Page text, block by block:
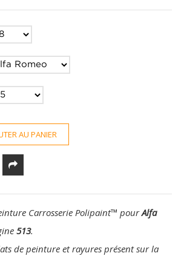
AU PANIER
Carrosserie Polipaint™ pourAlfa
513.
de peinture et rayures présent sur la